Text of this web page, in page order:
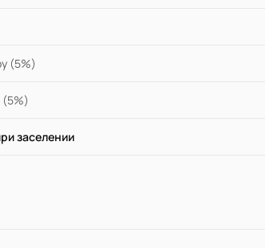
(5%)
(5%)
заселении